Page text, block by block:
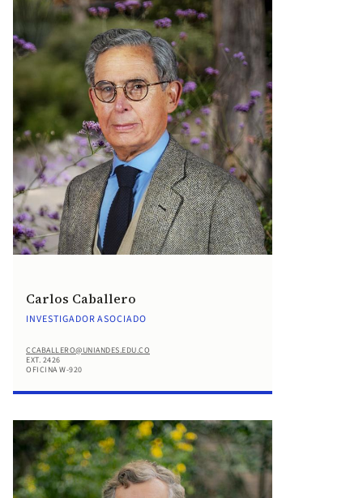
Carlos Caballero
INVESTIGADOR ASOCIADO
CCABALLERO@UNIANDES.EDU.CO
EXT. 2426
OFICINA W-920